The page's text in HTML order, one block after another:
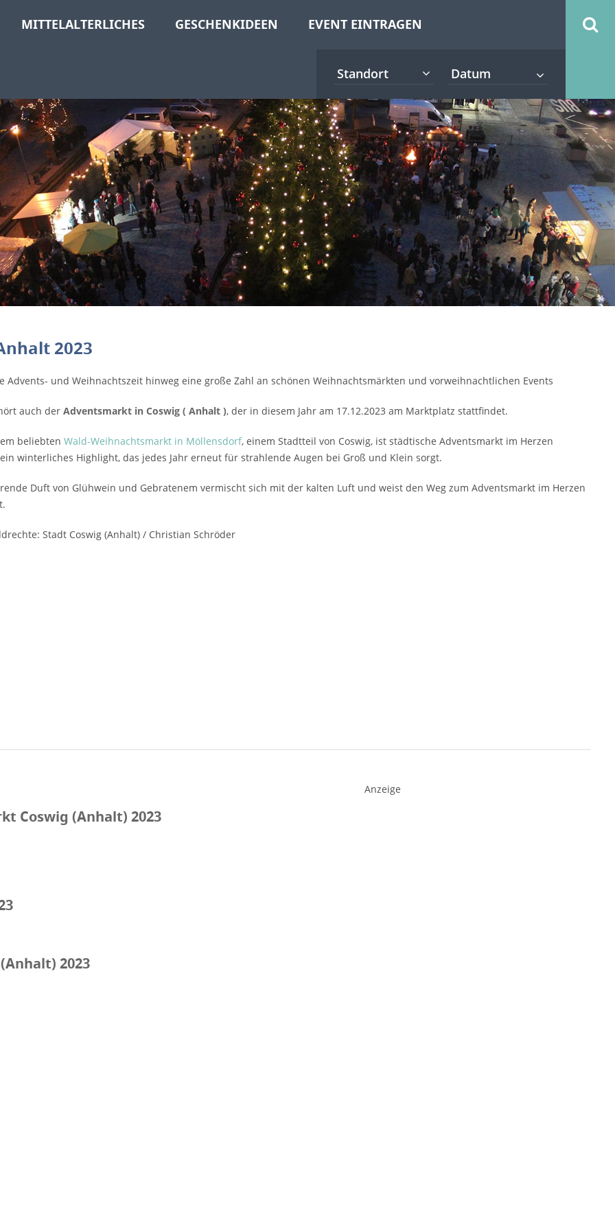
MITTELALTERLICHES GESCHENKIDEEN EVENT EINTRAGEN
Standort
2023
und Weihnachtszeit hinweg eine große Zahl an schönen Weihnachtsmärkten und vorweihnachtlichen Events
auch der Adventsmarkt in Coswig ( Anhalt ), der in diesem Jahr am 17.12.2023 am Marktplatz stattfindet.
beliebten Wald-Weihnachtsmarkt in Möllensdorf, einem Stadtteil von Coswig, ist städtische Adventsmarkt im Herzen
ein winterliches Highlight, das jedes Jahr erneut für strahlende Augen bei Groß und Klein sorgt.
Duft von Glühwein und Gebratenem vermischt sich mit der kalten Luft und weist den Weg zum Adventsmarkt im Herzen
Stadt Coswig (Anhalt) / Christian Schröder
Anzeige
Coswig (Anhalt) 2023
2023